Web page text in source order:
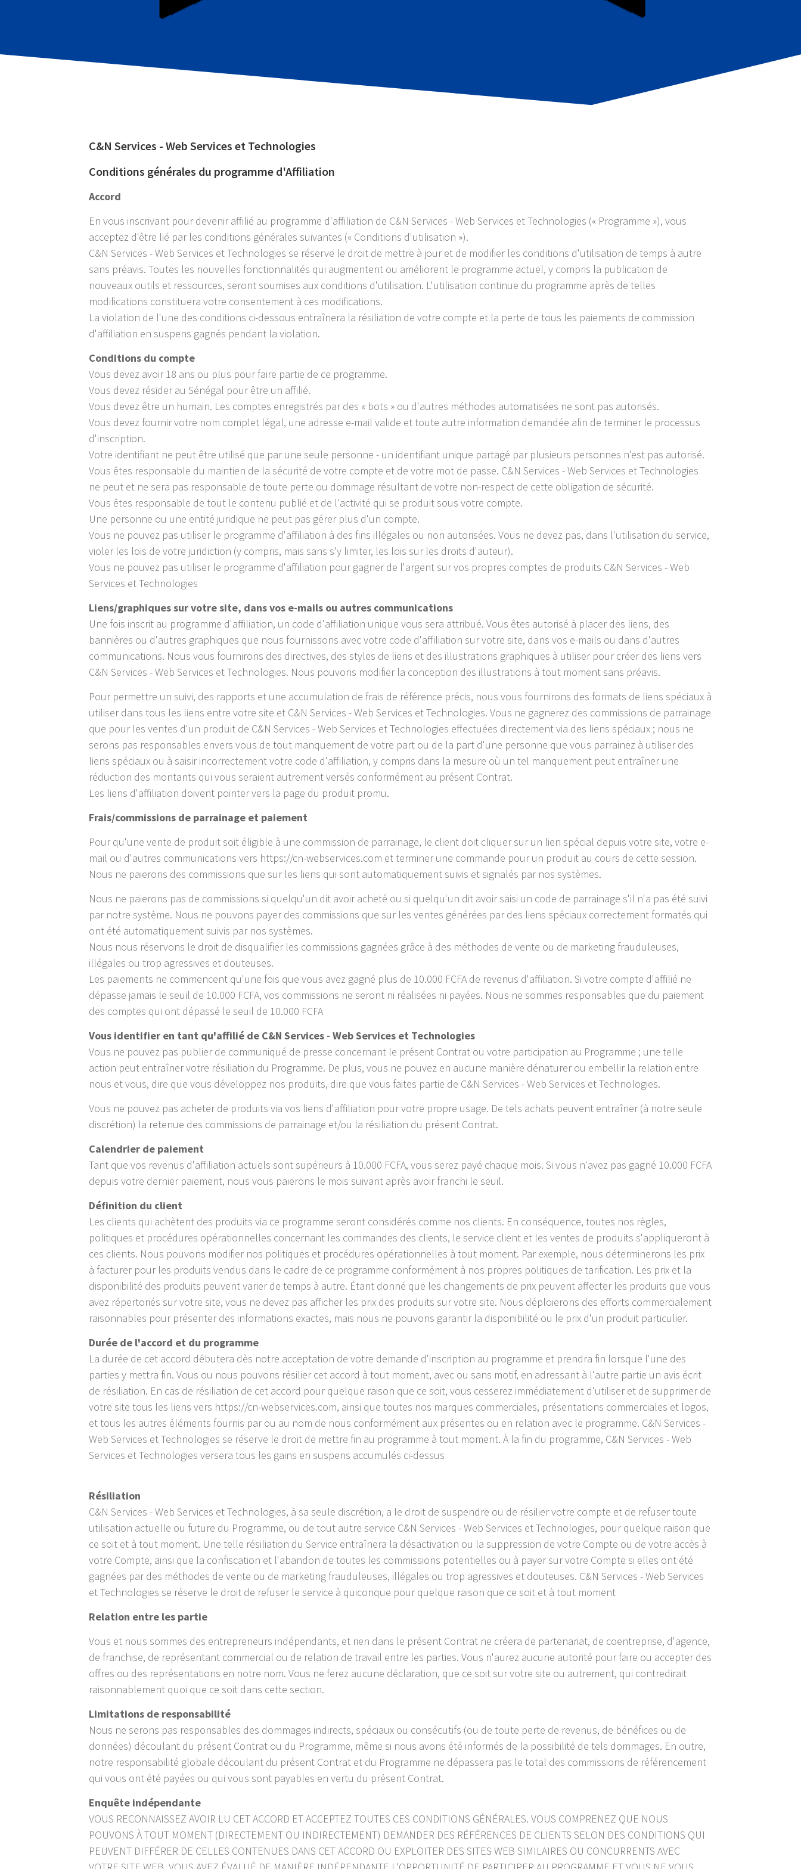
C&N Services - Web Services et Technologies
Conditions générales du programme d'Affiliation
Accord
En vous inscrivant pour devenir affilié au programme d'affiliation de C&N Services - Web Services et Technologies (« Programme »), vous
acceptez d'être lié par les conditions générales suivantes (« Conditions d'utilisation »).
C&N Services - Web Services et Technologies se réserve le droit de mettre à jour et de modifier les conditions d'utilisation de temps à autre
sans préavis. Toutes les nouvelles fonctionnalités qui augmentent ou améliorent le programme actuel, y compris la publication de
nouveaux outils et ressources, seront soumises aux conditions d'utilisation. L'utilisation continue du programme après de telles
modifications constituera votre consentement à ces modifications.
La violation de l'une des conditions ci-dessous entraînera la résiliation de votre compte et la perte de tous les paiements de commission
d'affiliation en suspens gagnés pendant la violation.
Conditions du compte
Vous devez avoir 18 ans ou plus pour faire partie de ce programme.
Vous devez résider au Sénégal pour être un affilié.
Vous devez être un humain. Les comptes enregistrés par des « bots » ou d'autres méthodes automatisées ne sont pas autorisés.
Vous devez fournir votre nom complet légal, une adresse e-mail valide et toute autre information demandée afin de terminer le processus
d'inscription.
Votre identifiant ne peut être utilisé que par une seule personne - un identifiant unique partagé par plusieurs personnes n'est pas autorisé.
Vous êtes responsable du maintien de la sécurité de votre compte et de votre mot de passe. C&N Services - Web Services et Technologies
ne peut et ne sera pas responsable de toute perte ou dommage résultant de votre non-respect de cette obligation de sécurité.
Vous êtes responsable de tout le contenu publié et de l'activité qui se produit sous votre compte.
Une personne ou une entité juridique ne peut pas gérer plus d'un compte.
Vous ne pouvez pas utiliser le programme d'affiliation à des fins illégales ou non autorisées. Vous ne devez pas, dans l'utilisation du service,
violer les lois de votre juridiction (y compris, mais sans s'y limiter, les lois sur les droits d'auteur).
Vous ne pouvez pas utiliser le programme d'affiliation pour gagner de l'argent sur vos propres comptes de produits C&N Services - Web
Services et Technologies
Liens/graphiques sur votre site, dans vos e-mails ou autres communications
Une fois inscrit au programme d'affiliation, un code d'affiliation unique vous sera attribué. Vous êtes autorisé à placer des liens, des
bannières ou d'autres graphiques que nous fournissons avec votre code d'affiliation sur votre site, dans vos e-mails ou dans d'autres
communications. Nous vous fournirons des directives, des styles de liens et des illustrations graphiques à utiliser pour créer des liens vers
C&N Services - Web Services et Technologies. Nous pouvons modifier la conception des illustrations à tout moment sans préavis.
Pour permettre un suivi, des rapports et une accumulation de frais de référence précis, nous vous fournirons des formats de liens spéciaux à
utiliser dans tous les liens entre votre site et C&N Services - Web Services et Technologies. Vous ne gagnerez des commissions de parrainage
que pour les ventes d'un produit de C&N Services - Web Services et Technologies effectuées directement via des liens spéciaux ; nous ne
serons pas responsables envers vous de tout manquement de votre part ou de la part d'une personne que vous parrainez à utiliser des
liens spéciaux ou à saisir incorrectement votre code d'affiliation, y compris dans la mesure où un tel manquement peut entraîner une
réduction des montants qui vous seraient autrement versés conformément au présent Contrat.
Les liens d'affiliation doivent pointer vers la page du produit promu.
Frais/commissions de parrainage et paiement
Pour qu'une vente de produit soit éligible à une commission de parrainage, le client doit cliquer sur un lien spécial depuis votre site, votre e-
mail ou d'autres communications vers https://cn-webservices.com et terminer une commande pour un produit au cours de cette session.
Nous ne paierons des commissions que sur les liens qui sont automatiquement suivis et signalés par nos systèmes.
Nous ne paierons pas de commissions si quelqu'un dit avoir acheté ou si quelqu'un dit avoir saisi un code de parrainage s'il n'a pas été suivi
par notre système. Nous ne pouvons payer des commissions que sur les ventes générées par des liens spéciaux correctement formatés qui
ont été automatiquement suivis par nos systèmes.
Nous nous réservons le droit de disqualifier les commissions gagnées grâce à des méthodes de vente ou de marketing frauduleuses,
illégales ou trop agressives et douteuses.
Les paiements ne commencent qu'une fois que vous avez gagné plus de 10.000 FCFA de revenus d'affiliation. Si votre compte d'affilié ne
dépasse jamais le seuil de 10.000 FCFA, vos commissions ne seront ni réalisées ni payées. Nous ne sommes responsables que du paiement
des comptes qui ont dépassé le seuil de 10.000 FCFA
Vous identifier en tant qu'affilié de C&N Services - Web Services et Technologies
Vous ne pouvez pas publier de communiqué de presse concernant le présent Contrat ou votre participation au Programme ; une telle
action peut entraîner votre résiliation du Programme. De plus, vous ne pouvez en aucune manière dénaturer ou embellir la relation entre
nous et vous, dire que vous développez nos produits, dire que vous faites partie de C&N Services - Web Services et Technologies.
Vous ne pouvez pas acheter de produits via vos liens d'affiliation pour votre propre usage. De tels achats peuvent entraîner (à notre seule
discrétion) la retenue des commissions de parrainage et/ou la résiliation du présent Contrat.
Calendrier de paiement
Tant que vos revenus d'affiliation actuels sont supérieurs à 10.000 FCFA, vous serez payé chaque mois. Si vous n'avez pas gagné 10.000 FCFA
depuis votre dernier paiement, nous vous paierons le mois suivant après avoir franchi le seuil.
Définition du client
Les clients qui achètent des produits via ce programme seront considérés comme nos clients. En conséquence, toutes nos règles,
politiques et procédures opérationnelles concernant les commandes des clients, le service client et les ventes de produits s'appliqueront à
ces clients. Nous pouvons modifier nos politiques et procédures opérationnelles à tout moment. Par exemple, nous déterminerons les prix
à facturer pour les produits vendus dans le cadre de ce programme conformément à nos propres politiques de tarification. Les prix et la
disponibilité des produits peuvent varier de temps à autre. Étant donné que les changements de prix peuvent affecter les produits que vous
avez répertoriés sur votre site, vous ne devez pas afficher les prix des produits sur votre site. Nous déploierons des efforts commercialement
raisonnables pour présenter des informations exactes, mais nous ne pouvons garantir la disponibilité ou le prix d'un produit particulier.
Durée de l'accord et du programme
La durée de cet accord débutera dès notre acceptation de votre demande d'inscription au programme et prendra fin lorsque l'une des
parties y mettra fin. Vous ou nous pouvons résilier cet accord à tout moment, avec ou sans motif, en adressant à l'autre partie un avis écrit
de résiliation. En cas de résiliation de cet accord pour quelque raison que ce soit, vous cesserez immédiatement d'utiliser et de supprimer de
votre site tous les liens vers https://cn-webservices.com, ainsi que toutes nos marques commerciales, présentations commerciales et logos,
et tous les autres éléments fournis par ou au nom de nous conformément aux présentes ou en relation avec le programme. C&N Services -
Web Services et Technologies se réserve le droit de mettre fin au programme à tout moment. À la fin du programme, C&N Services - Web
Services et Technologies versera tous les gains en suspens accumulés ci-dessus
Résiliation
C&N Services - Web Services et Technologies, à sa seule discrétion, a le droit de suspendre ou de résilier votre compte et de refuser toute
utilisation actuelle ou future du Programme, ou de tout autre service C&N Services - Web Services et Technologies, pour quelque raison que
ce soit et à tout moment. Une telle résiliation du Service entraînera la désactivation ou la suppression de votre Compte ou de votre accès à
votre Compte, ainsi que la confiscation et l'abandon de toutes les commissions potentielles ou à payer sur votre Compte si elles ont été
gagnées par des méthodes de vente ou de marketing frauduleuses, illégales ou trop agressives et douteuses. C&N Services - Web Services
et Technologies se réserve le droit de refuser le service à quiconque pour quelque raison que ce soit et à tout moment
Relation entre les partie
Vous et nous sommes des entrepreneurs indépendants, et rien dans le présent Contrat ne créera de partenariat, de coentreprise, d'agence,
de franchise, de représentant commercial ou de relation de travail entre les parties. Vous n'aurez aucune autorité pour faire ou accepter des
offres ou des représentations en notre nom. Vous ne ferez aucune déclaration, que ce soit sur votre site ou autrement, qui contredirait
raisonnablement quoi que ce soit dans cette section.
Limitations de responsabilité
Nous ne serons pas responsables des dommages indirects, spéciaux ou consécutifs (ou de toute perte de revenus, de bénéfices ou de
données) découlant du présent Contrat ou du Programme, même si nous avons été informés de la possibilité de tels dommages. En outre,
notre responsabilité globale découlant du présent Contrat et du Programme ne dépassera pas le total des commissions de référencement
qui vous ont été payées ou qui vous sont payables en vertu du présent Contrat.
Enquête indépendante
VOUS RECONNAISSEZ AVOIR LU CET ACCORD ET ACCEPTEZ TOUTES CES CONDITIONS GÉNÉRALES. VOUS COMPRENEZ QUE NOUS
POUVONS À TOUT MOMENT (DIRECTEMENT OU INDIRECTEMENT) DEMANDER DES RÉFÉRENCES DE CLIENTS SELON DES CONDITIONS QUI
PEUVENT DIFFÉRER DE CELLES CONTENUES DANS CET ACCORD OU EXPLOITER DES SITES WEB SIMILAIRES OU CONCURRENTS AVEC